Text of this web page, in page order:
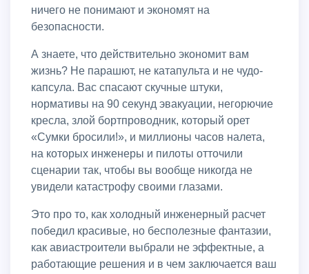
ничего не понимают и экономят на
безопасности.
А знаете, что действительно экономит вам
жизнь? Не парашют, не катапульта и не чудо-
капсула. Вас спасают скучные штуки,
нормативы на 90 секунд эвакуации, негорючие
кресла, злой бортпроводник, который орет
«Сумки бросили!», и миллионы часов налета,
на которых инженеры и пилоты отточили
сценарии так, чтобы вы вообще никогда не
увидели катастрофу своими глазами.
Это про то, как холодный инженерный расчет
победил красивые, но бесполезные фантазии,
как авиастроители выбрали не эффектные, а
работающие решения и в чем заключается ваш